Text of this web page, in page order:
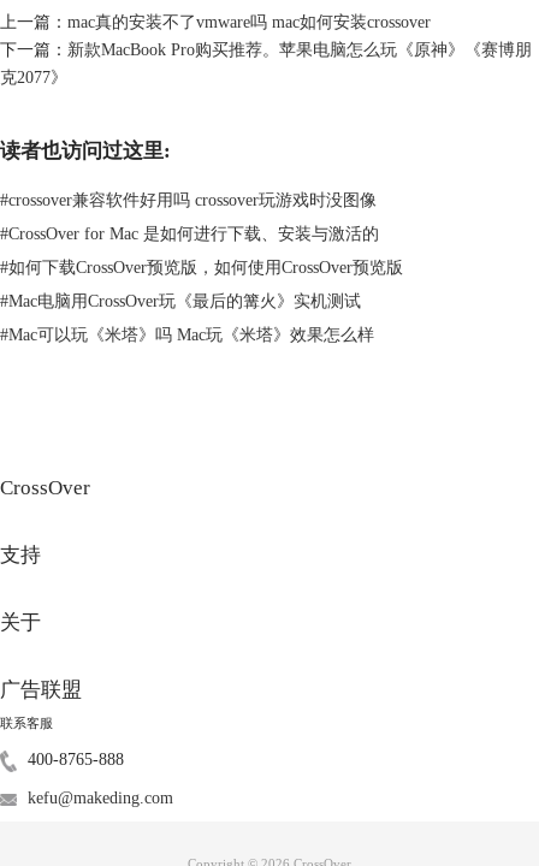
图2：配置虚拟机
2、增加系统的复杂性和不稳定性
Parallels需要在Mac上安装一个额外的驱动程序，叫做Parallels Tools。这
个驱动程序可以提供一些方便的功能，如共享文件夹，剪贴板等。但是，
二、crossover对mac电脑的危害
用的软件或者游戏。Crossover的优点是不需要安装完整的Windows操作系
上一篇： mac真的安装不了vmware吗 mac如何安装crossover
下一篇： 新款MacBook Pro购买推荐。苹果电脑怎么玩《原神》《赛博朋
克2077》
读者也访问过这里:
#crossover兼容软件好用吗 crossover玩游戏时没图像
#CrossOver for Mac 是如何进行下载、安装与激活的
#如何下载CrossOver预览版，如何使用CrossOver预览版
#Mac电脑用CrossOver玩《最后的篝火》实机测试
#Mac可以玩《米塔》吗 Mac玩《米塔》效果怎么样
CrossOver
支持
关于
广告联盟
联系客服
400-8765-888
kefu@makeding.com